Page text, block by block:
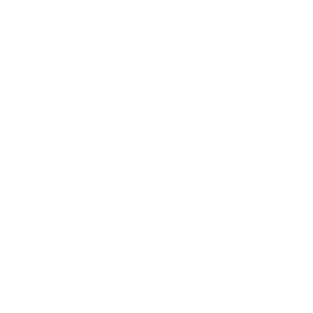
御機器販売店・
ようお願いしま
にご登録され
ありません。
です。
ず変更すること
) : 1000ppm、
、
ない年数を意
これらの製造装
通知します。
、取り引きをい
ムロン制御